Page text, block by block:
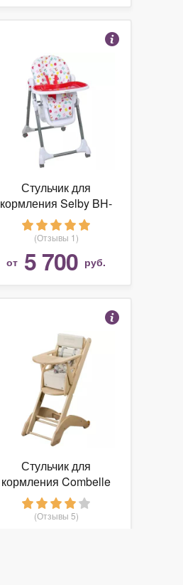
Стульчик для
кормления Selby BH-
431
(Отзывы 1)
от 5 700 руб.
Стульчик для
кормления Combelle
Twenty One Evo
(Отзывы 5)